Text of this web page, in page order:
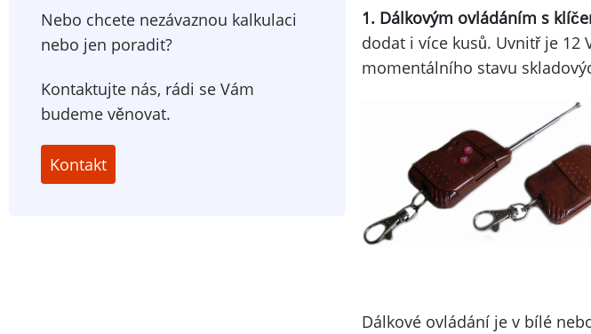
1. Dálkovým ovládáním s
dodat i více kusů. Uvnitř je 12
momentálního stavu
Dálkové ovládání je v bílé
Nebo chcete nezávaznou kalkulaci
nebo jen poradit?
Kontaktujte nás, rádi se Vám
budeme věnovat.
Kontakt